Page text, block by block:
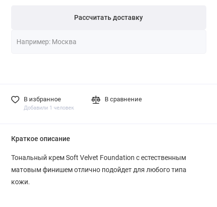
Рассчитать доставку
В избранное
Добавили 1 человек
В сравнение
Краткое описание
Тональный крем Soft Velvet Foundation с естественным
матовым финишем отлично подойдет для любого типа
кожи.